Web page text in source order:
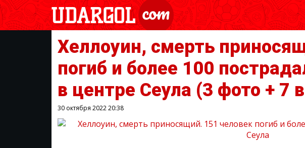
Хеллоуин, смерть
погиб и более 100
в центре Сеула (3 фото + 7
30 октября 202220:38